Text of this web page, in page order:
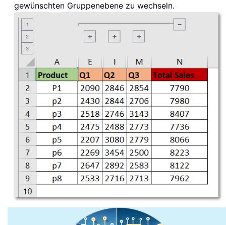
gewünschten Gruppenebene zu wechseln.